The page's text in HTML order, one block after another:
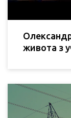
живота з